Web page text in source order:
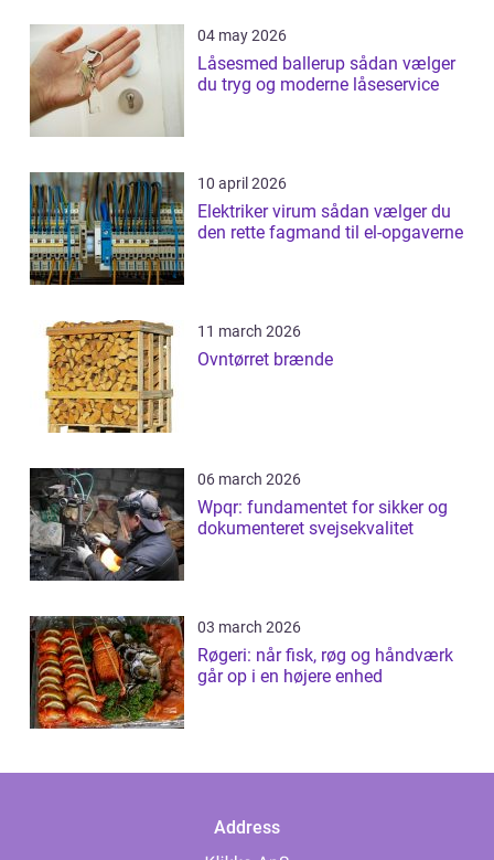
04 may 2026
Låsesmed ballerup sådan vælger
du tryg og moderne låseservice
10 april 2026
Elektriker virum sådan vælger du
den rette fagmand til el-opgaverne
11 march 2026
Ovntørret brænde
06 march 2026
Wpqr: fundamentet for sikker og
dokumenteret svejsekvalitet
03 march 2026
Røgeri: når fisk, røg og håndværk
går op i en højere enhed
Address